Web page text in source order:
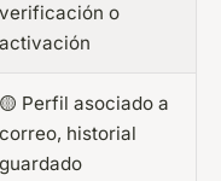
verificación o
activación
🟡 Perfil asociado a
correo, historial
guardado